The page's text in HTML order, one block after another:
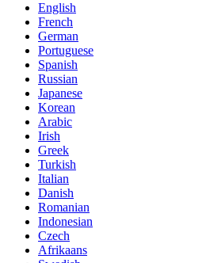
English
French
German
Portuguese
Spanish
Russian
Japanese
Korean
Arabic
Irish
Greek
Turkish
Italian
Danish
Romanian
Indonesian
Czech
Afrikaans